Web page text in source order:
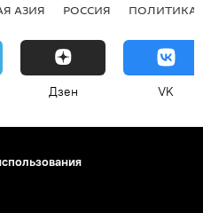
АЗИЯ РОССИЯ ПОЛИТИКА
Дзен VK